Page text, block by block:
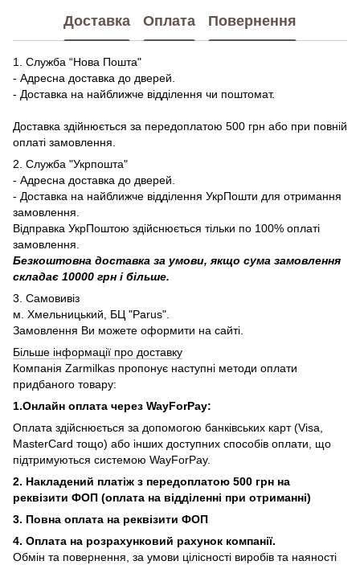
Доставка Оплата Повернення
1. Служба “Нова Пошта"
- Адресна доставка до дверей.
- Доставка на найближче відділення чи поштомат.
Доставка здійнюється за передоплатою 500 грн або при повній
оплаті замовлення.
2. Служба "Укрпошта"
- Адресна доставка до дверей.
- Доставка на найближче відділення УкрПошти для отримання
замовлення.
Відправка УкрПоштою здійснюється тільки по 100% оплаті
замовлення.
Безкоштовна доставка за умови, якщо сума замовлення
складає 10000 грн і більше.
3. Самовивіз
м. Хмельницький, БЦ "Parus".
Замовлення Ви можете оформити на сайті.
Більше інформації про доставку
Компанія Zarmilkas пропонує наступні методи оплати
придбаного товару:
1.Онлайн оплата через WayForPay:
Оплата здійснюється за допомогою банківських карт (Visa,
MasterCard тощо) або інших доступних способів оплати, що
підтримуються системою WayForPay.
2. Накладений платіж з передоплатою 500 грн на
реквізити ФОП (оплата на відділенні при отриманні)
3. Повна оплата на реквізити ФОП
4. Оплата на розрахунковий рахунок компанії.
Обмін та повернення, за умови цілісності виробів та наяності